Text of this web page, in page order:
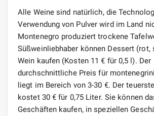
Alle Weine sind natürlich, die
Verwendung von Pulver wird im Land
Montenegro produziert trockene
Süßweinliebhaber können Dessert (rot,
Wein kaufen (Kosten 11 € für 0,5 l). Der
durchschnittliche Preis für
liegt im Bereich von 3-30 €. Der
kostet 30 € für 0,75 Liter. Sie können
Geschäften kaufen, in speziellen